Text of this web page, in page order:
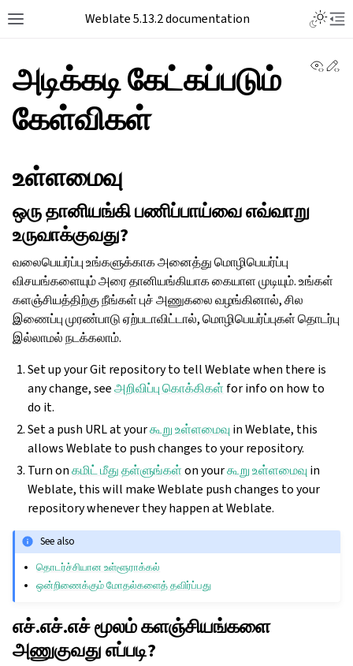
Toggle site navigation sidebar
Weblate 5.13.2 documentation
அடிக்கடி கேட்கப்படும்
கேள்விகள்
உள்ளமைவு
ஒரு தானியங்கி பணிப்பாய்வை எவ்வாறு
உருவாக்குவது?
வலைபெயர்ப்பு உங்களுக்காக அனைத்து மொழிபெயர்ப்பு
விசயங்களையும் அரை தானியங்கியாக கையாள முடியும். உங்கள்
களஞ்சியத்திற்கு நீங்கள் புச் அணுகலை வழங்கினால், சில
இணைப்பு முரண்பாடு ஏற்படாவிட்டால், மொழிபெயர்ப்புகள் தொடர்பு
இல்லாமல் நடக்கலாம்.
Set up your Git repository to tell Weblate when there is
any change, seeஅறிவிப்பு கொக்கிகள் for info on how to
do it.
Set a push URL at yourகூறு உள்ளமைவுin Weblate, this
allows Weblate to push changes to your repository.
Turn onகமிட் மீது தள்ளுங்கள்on yourகூறு உள்ளமைவுin
Weblate, this will make Weblate push changes to your
repository whenever they happen at Weblate.
See also
தொடர்ச்சியான உள்ளூராக்கல்
ஒன்றிணைக்கும் மோதல்களைத் தவிர்ப்பது
எச்.எச்.எச் மூலம் களஞ்சியங்களை
அணுகுவது எப்படி?